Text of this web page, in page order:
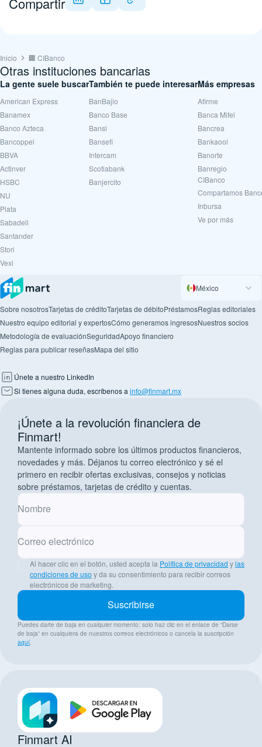
Inicio 🏢 CIBanco
Otras instituciones bancarias
La gente suele buscar
American Express
Banamex
Banco Azteca
Bancoppel
BBVA
Actinver
HSBC
NU
Plata
Sabadell
Santander
Stori
Vexi
También te puede interesar
BanBajio
Banco Base
Bansi
Bansefi
Intercam
Scotiabank
Banjercito
Más empresas
Afirme
Banca Mifel
Bancrea
Bankaool
Banorte
Banregio
CIBanco
Compartamos
Inbursa
Ve por más
México
Sobre nosotrosTarjetas de créditoTarjetas de débitoPréstamosReglas editoriales
Nuestro equipo editorial y expertosCómo generamos ingresosNuestros socios
Metodología de evaluaciónSeguridadApoyo financiero
Reglas para publicar reseñasMapa del sitio
Únete a nuestro LinkedIn
Si tienes alguna duda, escríbenos a info@finmart.mx
¡Únete a la revolución financiera de
Finmart!
Mantente informado sobre los últimos productos financieros,
novedades y más. Déjanos tu correo electrónico y sé el
primero en recibir ofertas exclusivas, consejos y noticias
sobre préstamos, tarjetas de crédito y cuentas.
Nombre
Correo electrónico
Al hacer clic en el botón, usted acepta la Política de privacidad ylas
condiciones de uso y da su consentimiento para recibir correos
electrónicos de marketing.
Suscribirse
Puedes darte de baja en cualquier momento: solo haz clic en el enlace de “Darse
de baja” en cualquiera de nuestros correos electrónicos o cancela la suscripción
aquí.
Finmart AI